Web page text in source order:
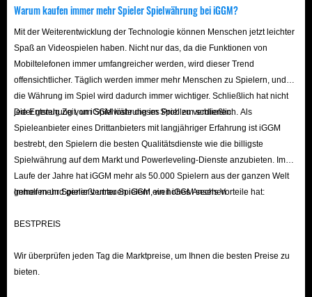
Code eingeben: Geben Sie Ihren einzigartigen Code in
das Aktivierungsfenster ein.
Plattformen verknüpfen: Verknüpfen Sie Ihre Konsole
(PlayStation, Xbox) oder Ihren PC-Account, wenn Sie
dazu aufgefordert werden.
Zugang erhalten: Die Belohnungsinhalte werden Ihrem
Konto hinzugefügt und stehen auf der von Ihnen
gewählten Plattform zur Verfügung.
kaufen | Rang, Konto & Waffen-Boost
Warum kaufen immer mehr Spieler Spielwährung bei iGGM?
Mit der Weiterentwicklung der Technologie können Menschen jetzt leichter
Spaß an Videospielen haben. Nicht nur das, da die Funktionen von
Mobiltelefonen immer umfangreicher werden, wird dieser Trend
offensichtlicher. Täglich werden immer mehr Menschen zu Spielern, und
die Währung im Spiel wird dadurch immer wichtiger. Schließlich hat nicht
jeder genug Zeit, um Spielwährung im Spiel zu verdienen.
Die Entstehung von iGGM löste dieses Problem schließlich. Als
Spieleanbieter eines Drittanbieters mit langjähriger Erfahrung ist iGGM
bestrebt, den Spielern die besten Qualitätsdienste wie die billigste
Spielwährung auf dem Markt und Powerleveling-Dienste anzubieten. Im
Laufe der Jahre hat iGGM mehr als 50.000 Spielern aus der ganzen Welt
geholfen und genießt unter Spielern ein hohes Ansehen.
Immer mehr Spieler vertrauen iGGM, weil iGGM sechs Vorteile hat:
BESTPREIS
Wir überprüfen jeden Tag die Marktpreise, um Ihnen die besten Preise zu
bieten.